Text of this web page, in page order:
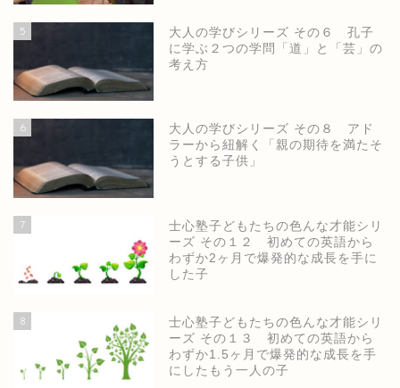
5
大人の学びシリーズ その６ 孔子
に学ぶ２つの学問「道」と「芸」の
考え方
6
大人の学びシリーズ その８ アド
ラーから紐解く「親の期待を満たそ
うとする子供」
7
士心塾子どもたちの色んな才能シリ
ーズ その１２ 初めての英語から
わずか2ヶ月で爆発的な成長を手に
した子
8
士心塾子どもたちの色んな才能シリ
ーズ その１３ 初めての英語から
わずか1.5ヶ月で爆発的な成長を手
にしたもう一人の子